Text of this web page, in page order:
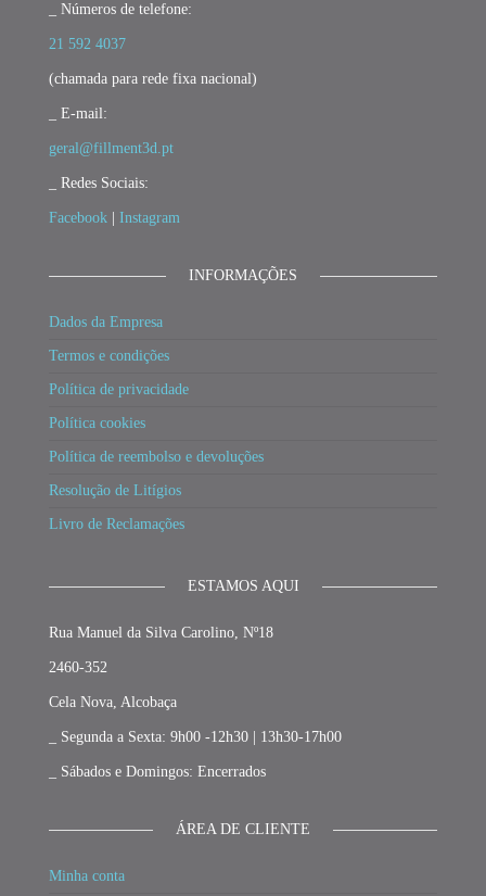
_ Números de telefone:
21 592 4037
(chamada para rede fixa nacional)
_ E-mail:
geral@fillment3d.pt
_ Redes Sociais:
Facebook Instagram
INFORMAÇÕES
Dados da Empresa
Termos e condições
Política de privacidade
Política cookies
Política de reembolso e devoluções
Resolução de Litígios
Livro de Reclamações
ESTAMOS AQUI
Rua Manuel da Silva Carolino, Nº18
2460-352
Cela Nova, Alcobaça
_ Segunda a Sexta: 9h00 -12h30 | 13h30-17h00
_ Sábados e Domingos: Encerrados
ÁREA DE CLIENTE
Minha conta